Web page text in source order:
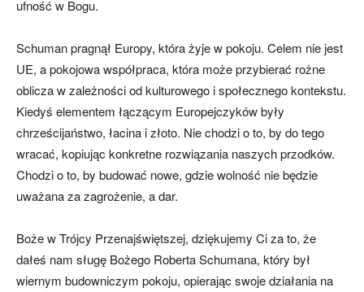
ufność w Bogu.
Schuman pragnął Europy, która żyje w pokoju. Celem nie jest
UE, a pokojowa współpraca, która może przybierać rożne
oblicza w zależności od kulturowego i społecznego kontekstu.
Kiedyś elementem łączącym Europejczyków były
chrześcijaństwo, łacina i złoto. Nie chodzi o to, by do tego
wracać, kopiując konkretne rozwiązania naszych przodków.
Chodzi o to, by budować nowe, gdzie wolność nie będzie
uważana za zagrożenie, a dar.
Boże w Trójcy Przenajświętszej, dziękujemy Ci za to, że
dałeś nam sługę Bożego Roberta Schumana, który był
wiernym budowniczym pokoju, opierając swoje działania na